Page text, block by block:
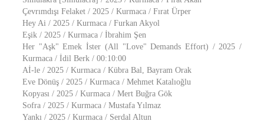
Çevrımdışı Felaket / 2025 / Kurmaca / Fırat Ürper
Hey Ai / 2025 / Kurmaca / Furkan Akyol
Eşik / 2025 / Kurmaca / İbrahim Şen
Her "Aşk" Emek İster (All "Love" Demands Effort) / 2025 /
Kurmaca / İdil Berk / 00:10:00
Aİ-le / 2025 / Kurmaca / Kübra Bal, Bayram Orak
Eve Dönüş / 2025 / Kurmaca / Mehmet Katalıoğlu
Kopyası / 2025 / Kurmaca / Mert Buğra Gök
Sofra / 2025 / Kurmaca / Mustafa Yılmaz
Yankı / 2025 / Kurmaca / Serdal Altun